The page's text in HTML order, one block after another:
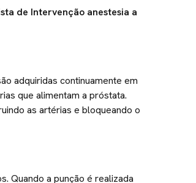
de Intervenção anestesia a
adquiridas continuamente em
que alimentam a próstata.
as artérias e bloqueando o
Quando a punção é realizada